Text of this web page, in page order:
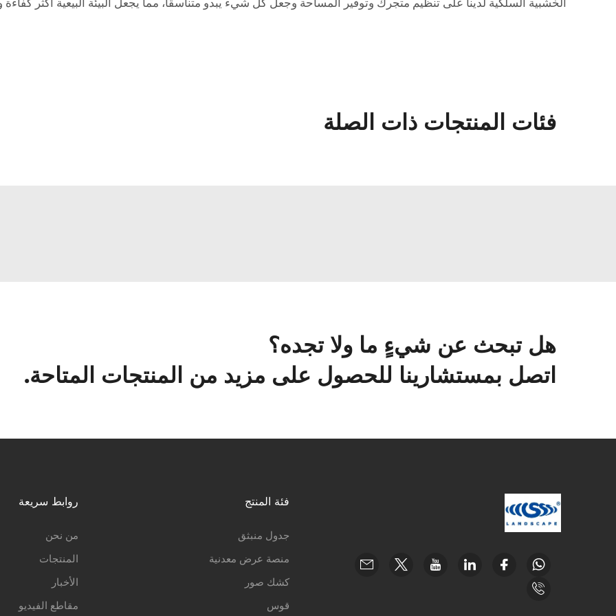
فئات المنتجات ذات الصلة
هل تبحث عن شيءٍ ما ولا تجده؟
اتصل بمستشارينا للحصول على مزيد من المنتجات المتاحة.
فئة المنتج
جدول منبثق
منصة عرض معدنية
كشك صور
قوس
روابط سريعة
من نحن
المنتجات
الأخبار
مقاطع الفيديو